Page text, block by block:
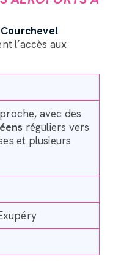
Courchevel
l’accès aux
avec des
réguliers vers
et plusieurs